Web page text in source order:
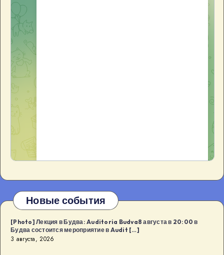
Новые события
[Photo] Лекция в Будва: Auditoria Budva8 августа в 20:00 в
Будва состоится мероприятие в Audit […]
3 августа, 2026